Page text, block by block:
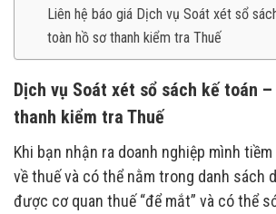
Liên hệ báo giá Dịch vụ Soát xét sổ
toàn hồ sơ thanh kiểm tra Thuế
Dịch vụ Soát xét sổ sách kế toán
thanh kiểm tra Thuế
Khi bạn nhận ra doanh nghiệp mình
về thuế và có thể nằm trong danh sách
được cơ quan thuế “để mắt” và có thể